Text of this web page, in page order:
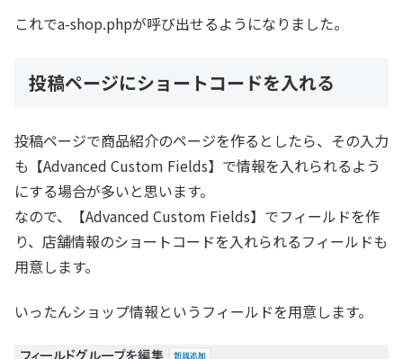
これでa-shop.phpが呼び出せるようになりました。
投稿ページにショートコードを入れる
投稿ページで商品紹介のページを作るとしたら、その入力
も【Advanced Custom Fields】で情報を入れられるよう
にする場合が多いと思います。
なので、【Advanced Custom Fields】でフィールドを作
り、店舗情報のショートコードを入れられるフィールドも
用意します。
いったんショップ情報というフィールドを用意します。